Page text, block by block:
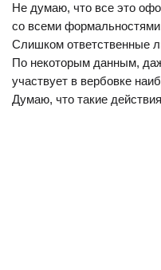
Не думаю, что все это
со всеми
Слишком ответственные
По некоторым данным,
участвует в вербовке
Думаю, что такие